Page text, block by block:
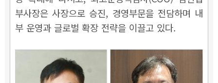
부사장은 사장으로 승진, 경영부문을 전담하며 내
부 운영과 글로벌 확장 전략을 이끌고 있다.